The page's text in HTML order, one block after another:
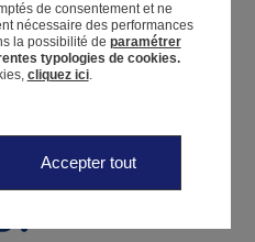
de consentement et ne
nécessaire des performances
la possibilité de paramétrer
typologies de cookies.
cliquez ici.
Accepter tout